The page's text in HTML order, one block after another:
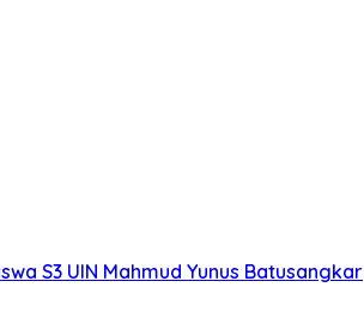
S3 UIN Mahmud Yunus Batusangkar